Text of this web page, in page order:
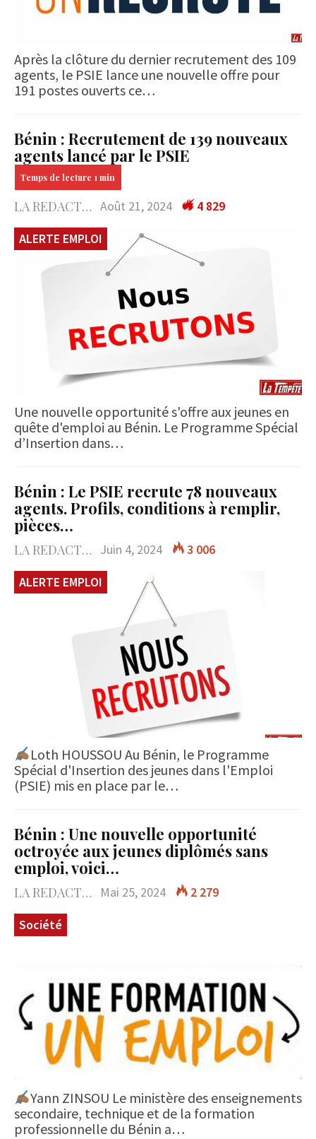
Après la clôture du dernier recrutement des 109
agents, le PSIE lance une nouvelle offre pour
191 postes ouverts ce…
Bénin : Recrutement de 139 nouveaux
agents lancé par le PSIE
LA REDACTION Août 21, 2024
4 829
ALERTE EMPLOI
Une nouvelle opportunité s'offre aux jeunes en
quête d'emploi au Bénin. Le Programme Spécial
d’Insertion dans…
Bénin : Le PSIE recrute 78 nouveaux
agents. Profils, conditions à remplir,
pièces…
LA REDACTION Juin 4, 2024
3 006
ALERTE EMPLOI
Loth HOUSSOU Au Bénin, le Programme
Spécial d'Insertion des jeunes dans l'Emploi
(PSIE) mis en place par le…
Bénin : Une nouvelle opportunité
octroyée aux jeunes diplômés sans
emploi, voici…
LA REDACTION Mai 25, 2024
2 279
Société
Yann ZINSOU Le ministère des enseignements
secondaire, technique et de la formation
professionnelle du Bénin a…